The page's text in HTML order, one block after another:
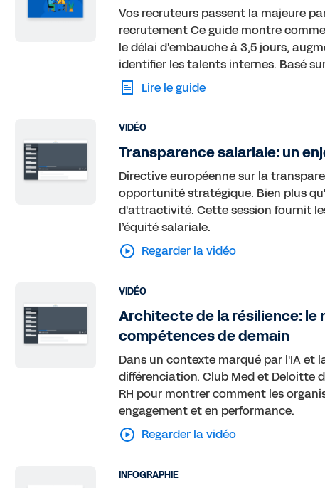
Vos recruteurs passent la majeure
recrutement Ce guide montre
le délai d'embauche à 3,5 jours,
identifier les talents internes. Basé
Lire le guide
VIDÉO
Transparence salariale: un
Directive européenne sur la
opportunité stratégique. Bien plus
d'attractivité. Cette session fournit
l’équité salariale.
Regarder la vidéo
VIDÉO
Architecte de la résilience: le
compétences de demain
Dans un contexte marqué par l'IA et
différenciation. Club Med et Deloitte
RH pour montrer comment les
engagement et en performance.
Regarder la vidéo
INFOGRAPHIE